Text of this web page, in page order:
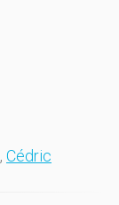
, Cédric